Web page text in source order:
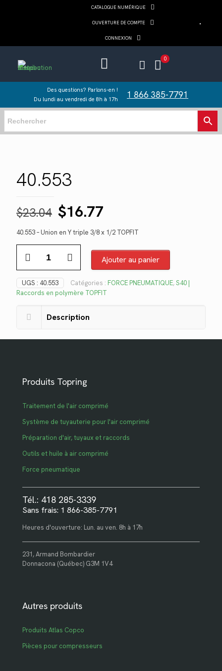
CATALOGUE NUMÉRIQUE
OUVERTURE DE COMPTE
CONNEXION
0
Des questions? Parlons-en !
Du lundi au vendredi de 8h à 17h
1 866 385-7791
40.553
$23.04 Le
prix
initial
était :
$23.04.
$16.77
prix
actuel
est :
$16.77.
40.553 – Union en Y triple 3/8 x 1/2 TOPFIT
Ajouter au panier
UGS : 40.553 Catégories : FORCE PNEUMATIQUE,S40 |
Raccords en polymère TOPFIT
Description
Produits Topring
Traitement de l'air comprimé
Système de tuyauterie pour l'air comprimé
Préparation d'air, tuyaux et raccords
Outils et huile à air comprimé
Force pneumatique
Tél.: 418 285-3339
Sans frais: 1 866-385-7791
Heures d'ouverture: Lun. au ven. 8h à 17h
231, Armand Bombardier
Donnacona (Québec) G3M 1V4
Autres produits
Produits Atlas Copco
Pièces pour compresseurs